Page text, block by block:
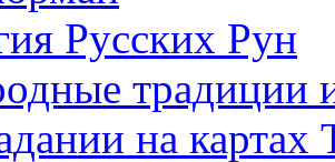
Русских Рун
традиции
на картах